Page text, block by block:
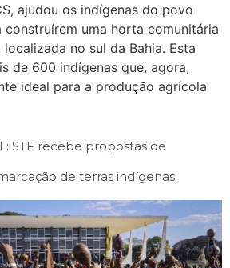
ajudou os indígenas do povo
construírem uma horta comunitária
localizada no sul da Bahia. Esta
de 600 indígenas que, agora,
ideal para a produção agrícola
STF recebe propostas de
de terras indígenas